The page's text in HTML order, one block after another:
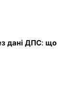
дані ДПС: що